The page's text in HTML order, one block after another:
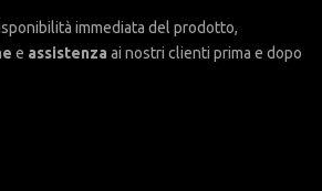
immediata del prodotto,
e assistenza ai nostri clienti prima e dopo